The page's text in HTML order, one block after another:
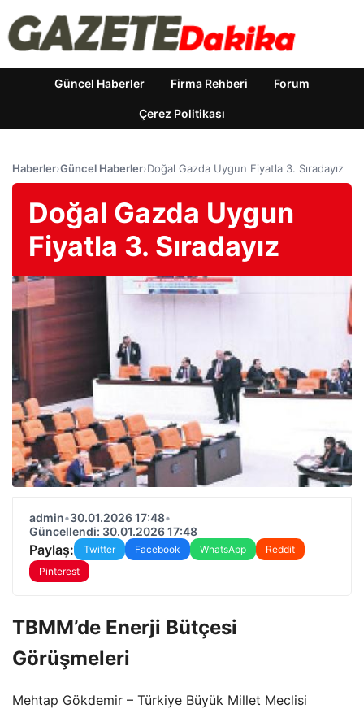
Güncel Haberler Firma Rehberi Forum
Çerez Politikası
Haberler›Güncel Haberler›Doğal Gazda Uygun Fiyatla 3. Sıradayız
Doğal Gazda Uygun
Fiyatla 3. Sıradayız
admin•30.01.2026 17:48•
Güncellendi: 30.01.2026 17:48
Paylaş: Twitter Facebook WhatsApp
Reddit
Pinterest
TBMM’de Enerji Bütçesi
Görüşmeleri
Mehtap Gökdemir – Türkiye Büyük Millet Meclisi